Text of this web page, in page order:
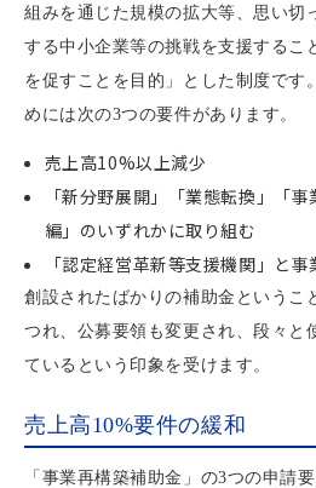
組みを通じた規模の拡大等、思い切
する中小企業等の挑戦を支援するこ
を促すことを目的」とした制度です
めには次の3つの要件があります。
売上高10%以上減少
「新分野展開」「業態転換」「
編」のいずれかに取り組む
「認定経営革新等支援機関」と
創設されたばかりの補助金というこ
つれ、公募要領も変更され、段々と
ているという印象を受けます。
売上高10%要件の緩和
「事業再構築補助金」の3つの申請